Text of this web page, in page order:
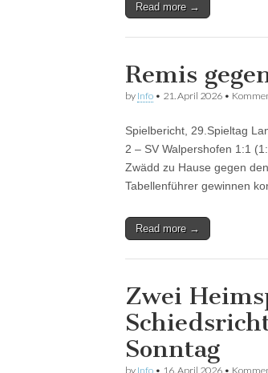
Read more →
Remis
by Info • 21. April 2026 •
Spielbericht, 29.Spieltag
2 – SV Walpershofen 1:1
Zwädd zu Hause gegen
Tabellenführer gewinnen
Read more →
Zwei
Sonntag
by Info • 16. April 2026 •